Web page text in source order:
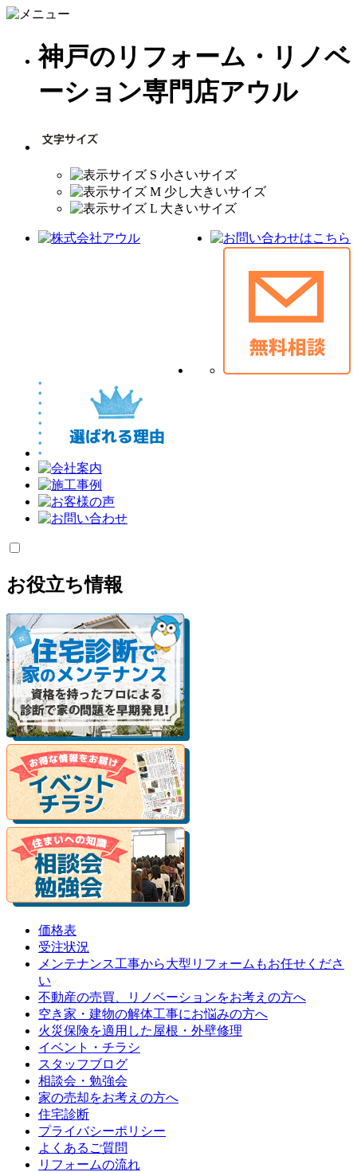
神戸のリフォーム・リノベ
ーション専門店アウル
お役立ち情報
価格表
受注状況
メンテナンス工事から大型リフォームもお任せくださ
い
不動産の売買、リノベーションをお考えの方へ
空き家・建物の解体工事にお悩みの方へ
火災保険を適用した屋根・外壁修理
イベント・チラシ
スタッフブログ
相談会・勉強会
家の売却をお考えの方へ
住宅診断
プライバシーポリシー
よくあるご質問
リフォームの流れ